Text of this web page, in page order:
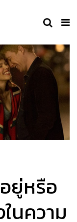
ยู่หรือ
นความ